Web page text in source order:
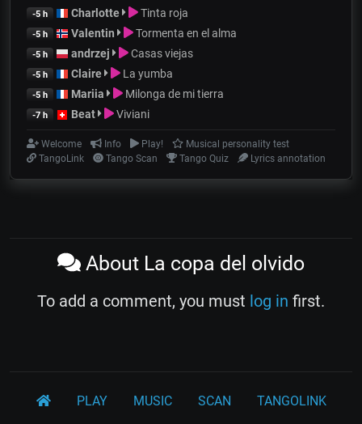
-5 h Charlotte Tinta roja
-5 h Valentin Tormenta en el alma
-5 h andrzej Casas viejas
-5 h Claire La yumba
-5 h Mariia Milonga de mi tierra
-7 h Beat Viviani
Welcome Info Play!
Musical personality test
TangoLink
Tango Scan Tango Quiz Lyrics annotation
About La copa del olvido
To add a comment, you must log in first.
PLAY MUSIC SCAN TANGOLINK